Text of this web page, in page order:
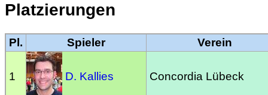
Platzierungen
Pl. Spieler Verein
1 D. Kallies Concordia Lübeck